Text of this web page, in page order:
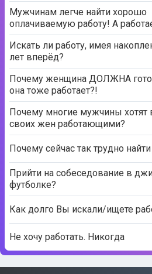
Мужчинам легче найти хорошо
оплачиваемую работу! А
Искать ли работу, имея
лет вперёд?
Почему женщина ДОЛЖНА
она тоже работает?!
Почему многие мужчины хотят
своих жен работающими?
Почему сейчас так трудно найти
Прийти на собеседование в
футболке?
Как долго Вы искали/ищете
Не хочу работать. Никогда